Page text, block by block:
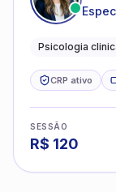
Psicologia
CRP ativo
SESSÃO
R$ 120